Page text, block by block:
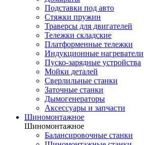
Подставки под авто
Стяжки пружин
Траверсы для двигателей
Тележки складские
Платформенные тележки
Индукционные нагреватели
Пуско-зарядные устройства
Мойки деталей
Сверлильные станки
Заточные станки
Дымогенераторы
Аксессуары и запчасти
Шиномонтажное
Шиномонтажное
Балансировочные станки